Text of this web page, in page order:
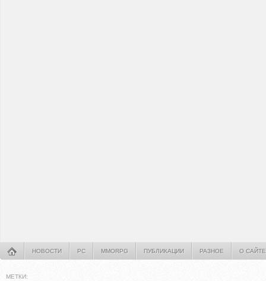
НОВОСТИ PC MMORPG ПУБЛИКАЦИИ РАЗНОЕ О САЙТЕ
МЕТКИ: